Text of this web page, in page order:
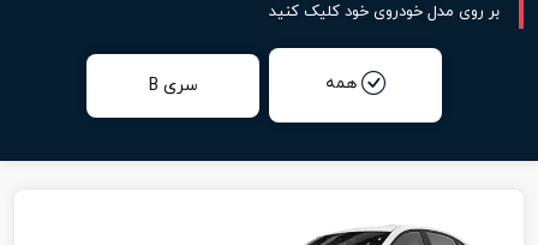
بر روی مدل خودروی خود کلیک کنید
همه سری B